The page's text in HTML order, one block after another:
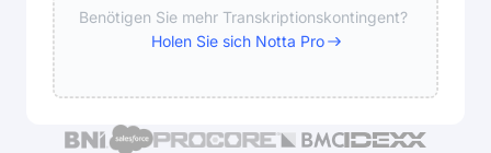
Benötigen Sie mehr Transkriptionskontingent?
Holen Sie sich Notta Pro